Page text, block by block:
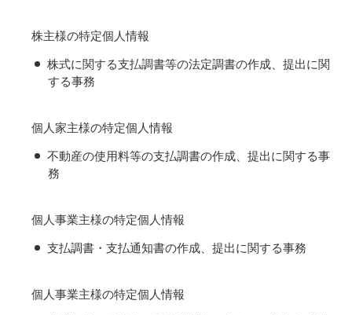
株主様の特定個人情報
株式に関する支払調書等の法定調書の作成、提出に関
する事務
個人家主様の特定個人情報
不動産の使用料等の支払調書の作成、提出に関する事
務
個人事業主様の特定個人情報
支払調書・支払通知書の作成、提出に関する事務
個人事業主様の特定個人情報